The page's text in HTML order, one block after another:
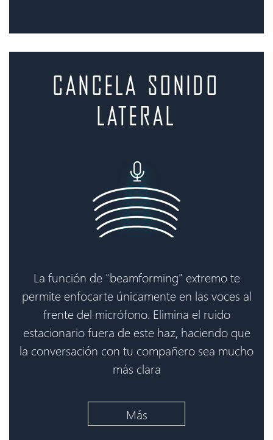
CANCELA SONIDO
Lateral
La función de "beamforming" extremo te
permite enfocarte únicamente en las voces al
frente del micrófono. Elimina el ruido
estacionario fuera de este haz, haciendo que
la conversación con tu compañero sea mucho
más clara
Más